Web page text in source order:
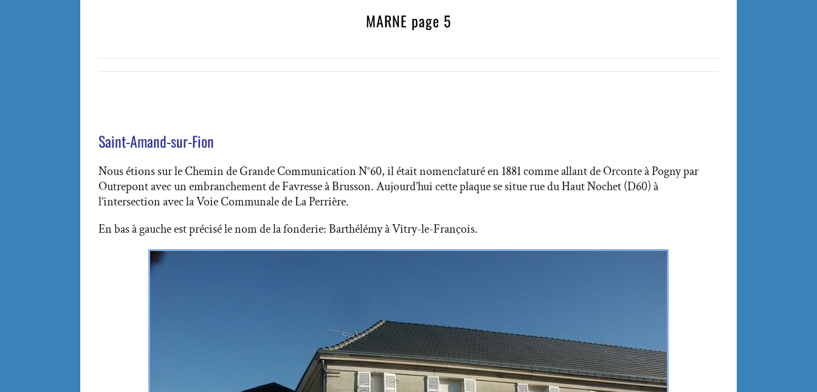
MARNE page 5
Saint-Amand-sur-Fion
Nous étions sur le Chemin de Grande Communication N°60, il était nomenclaturé en 1881 comme allant de Orconte à Pogny par
Outrepont avec un embranchement de Favresse à Brusson. Aujourd’hui cette plaque se situe rue du Haut Nochet (D60) à
l’intersection avec la Voie Communale de La Perrière.
En bas à gauche est précisé le nom de la fonderie: Barthélémy à Vitry-le-François.